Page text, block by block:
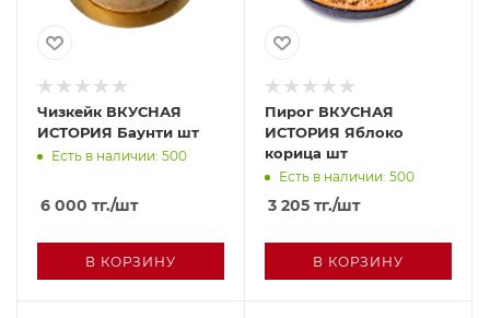
Чизкейк ВКУСНАЯ
ИСТОРИЯ Баунти шт
Есть в наличии: 500
6 000 тг./шт
В КОРЗИНУ
Пирог ВКУСНАЯ
ИСТОРИЯ Яблоко
корица шт
Есть в наличии: 500
3 205 тг./шт
В КОРЗИНУ